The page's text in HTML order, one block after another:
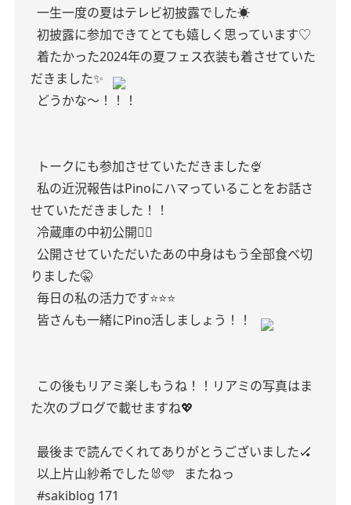
一生一度の夏はテレビ初披露でした☀️
初披露に参加できてとても嬉しく思っています♡
着たかった2024年の夏フェス衣装も着させていた
だきました✨
どうかな〜！！！
トークにも参加させていただきました🍨
私の近況報告はPinoにハマっていることをお話さ
せていただきました！！
冷蔵庫の中初公開🫪🫪
公開させていただいたあの中身はもう全部食べ切
りました🤫
毎日の私の活力です⭐️⭐️⭐️
皆さんも一緒にPino活しましょう！！
この後もリアミ楽しもうね！！リアミの写真はま
た次のブログで載せますね💖
最後まで読んでくれてありがとうございました🏑
以上片山紗希でした🐰🩵
またねっ
#sakiblog 171